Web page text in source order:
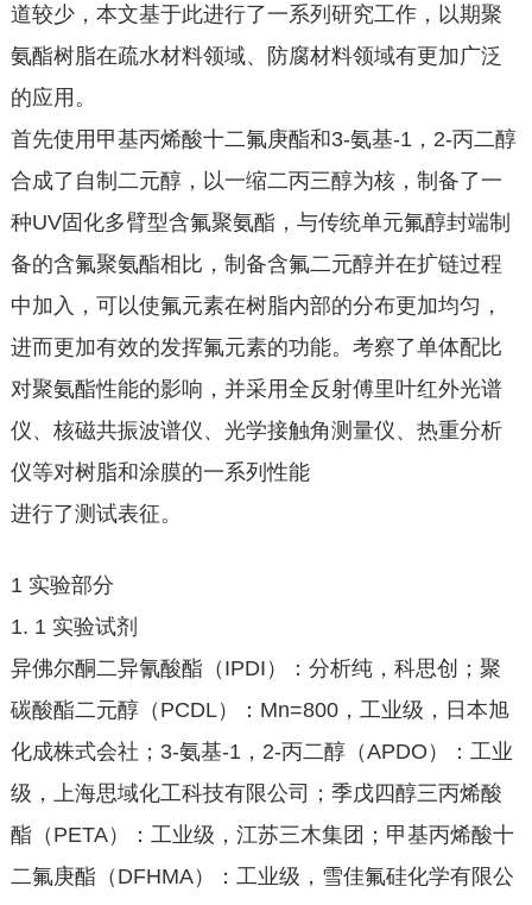
道较少，本文基于此进行了一系列研究工作，以期聚
氨酯树脂在疏水材料领域、防腐材料领域有更加广泛
的应用。
首先使用甲基丙烯酸十二氟庚酯和3-氨基-1，2-丙二醇
合成了自制二元醇，以一缩二丙三醇为核，制备了一
种UV固化多臂型含氟聚氨酯，与传统单元氟醇封端制
备的含氟聚氨酯相比，制备含氟二元醇并在扩链过程
中加入，可以使氟元素在树脂内部的分布更加均匀，
进而更加有效的发挥氟元素的功能。考察了单体配比
对聚氨酯性能的影响，并采用全反射傅里叶红外光谱
仪、核磁共振波谱仪、光学接触角测量仪、热重分析
仪等对树脂和涂膜的一系列性能
进行了测试表征。
1 实验部分
1. 1 实验试剂
异佛尔酮二异氰酸酯（IPDI）：分析纯，科思创；聚
碳酸酯二元醇（PCDL）：Mn=800，工业级，日本旭
化成株式会社；3-氨基-1，2-丙二醇（APDO）：工业
级，上海思域化工科技有限公司；季戊四醇三丙烯酸
酯（PETA）：工业级，江苏三木集团；甲基丙烯酸十
二氟庚酯（DFHMA）：工业级，雪佳氟硅化学有限公